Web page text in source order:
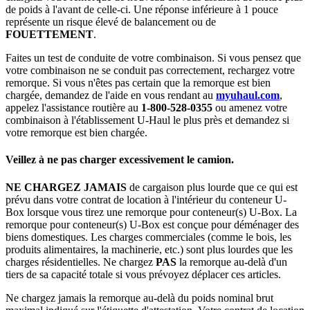
de poids à l'avant de celle-ci. Une réponse inférieure à 1 pouce
représente un risque élevé de balancement ou de
FOUETTEMENT.
Faites un test de conduite de votre combinaison. Si vous pensez que
votre combinaison ne se conduit pas correctement, rechargez votre
remorque. Si vous n'êtes pas certain que la remorque est bien
chargée, demandez de l'aide en vous rendant au myuhaul.com,
appelez l'assistance routière au 1-800-528-0355 ou amenez votre
combinaison à l'établissement U-Haul le plus près et demandez si
votre remorque est bien chargée.
Veillez à ne pas charger excessivement le camion.
NE CHARGEZ JAMAIS de cargaison plus lourde que ce qui est
prévu dans votre contrat de location à l'intérieur du conteneur U-
Box lorsque vous tirez une remorque pour conteneur(s) U-Box. La
remorque pour conteneur(s) U-Box est conçue pour déménager des
biens domestiques. Les charges commerciales (comme le bois, les
produits alimentaires, la machinerie, etc.) sont plus lourdes que les
charges résidentielles. Ne chargez PAS la remorque au-delà d'un
tiers de sa capacité totale si vous prévoyez déplacer ces articles.
Ne chargez jamais la remorque au-delà du poids nominal brut